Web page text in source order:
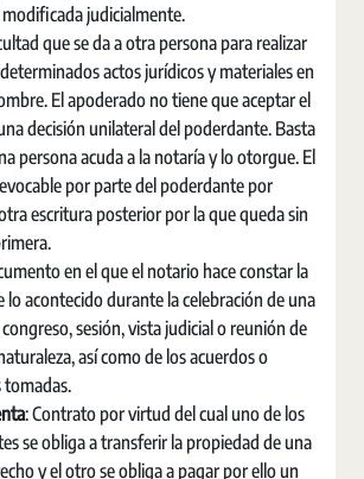
judicialmente.
que se da a otra persona para realizar
actos jurídicos y materiales en
El apoderado no tiene que aceptar el
decisión unilateral del poderdante. Basta
persona acuda a la notaría y lo otorgue. El
por parte del poderdante por
escritura posterior por la que queda sin
en el que el notario hace constar la
lo acontecido durante la celebración de una
sesión, vista judicial o reunión de
así como de los acuerdos o
tomadas.
: Contrato por virtud del cual uno de los
se obliga a transferir la propiedad de una
y el otro se obliga a pagar por ello un